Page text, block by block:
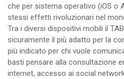
che per sistema operativo (iOS o
stessi effetti rivoluzionari nel
Tra i diversi dispositivi mobili il
sicuramente il più adatto per la
più indicato per chi vuole
basti pensare alla consultazione
internet, accesso ai social